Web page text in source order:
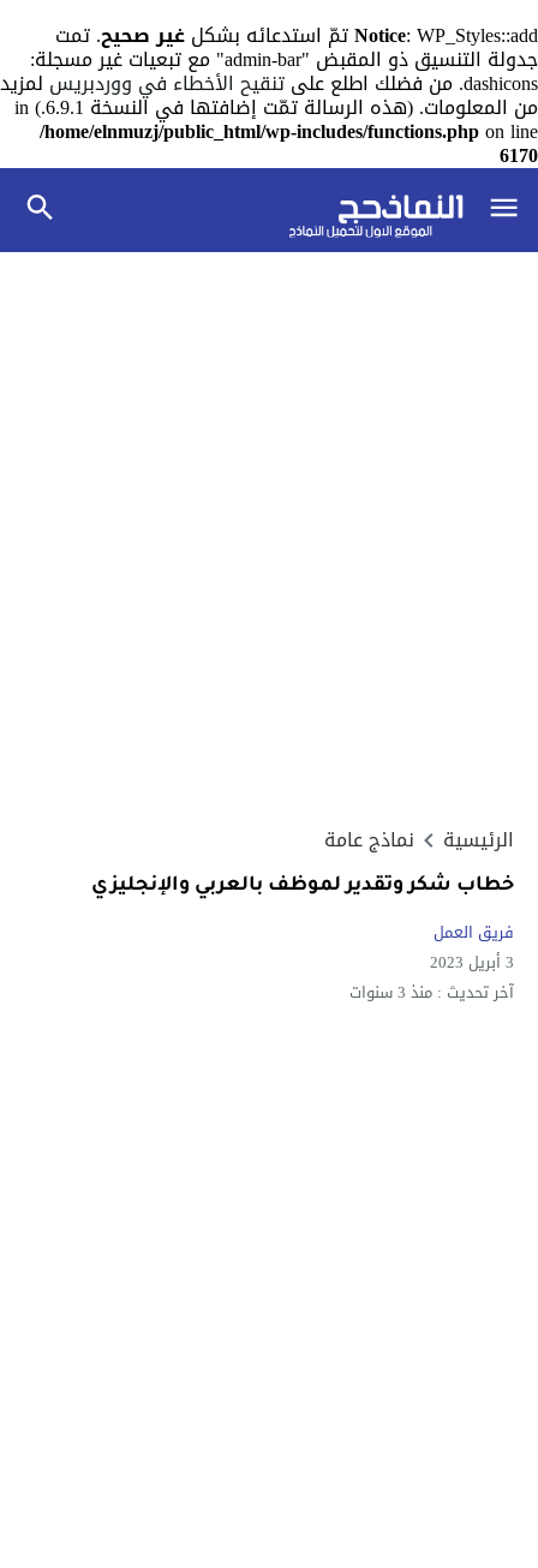
Notice: WP_Styles::add تمّ استدعائه بشكل غير صحيح. تمت
جدولة التنسيق ذو المقبض "admin-bar" مع تبعيات غير مسجلة:
dashicons. من فضلك اطلع على تنقيح الأخطاء في ووردبريس لمزيد
من المعلومات. (هذه الرسالة تمّت إضافتها في النسخة 6.9.1.) in
/home/elnmuzj/public_html/wp-includes/functions.phpon line
6170
الرئيسية نماذج عامة
خطاب شكر وتقدير لموظف بالعربي والإنجليزي
فريق العمل
3 أبريل 2023
آخر تحديث : منذ 3 سنوات